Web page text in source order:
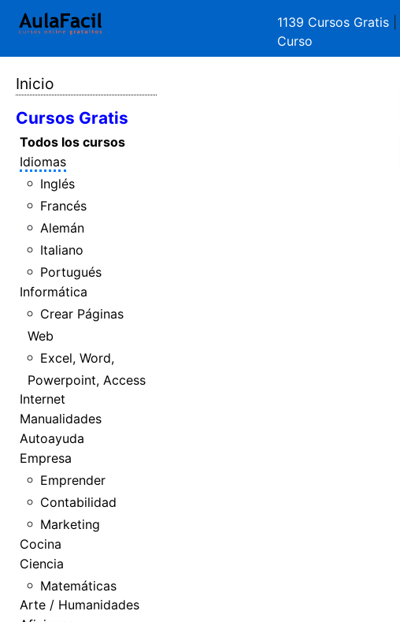
1139 Cursos Gratis
Curso
Inicio
Cursos Gratis
Todos los cursos
Idiomas
Inglés
Francés
Alemán
Italiano
Portugués
Informática
Crear Páginas
Web
Excel, Word,
Powerpoint, Access
Internet
Manualidades
Autoayuda
Empresa
Emprender
Contabilidad
Marketing
Cocina
Ciencia
Matemáticas
Arte / Humanidades